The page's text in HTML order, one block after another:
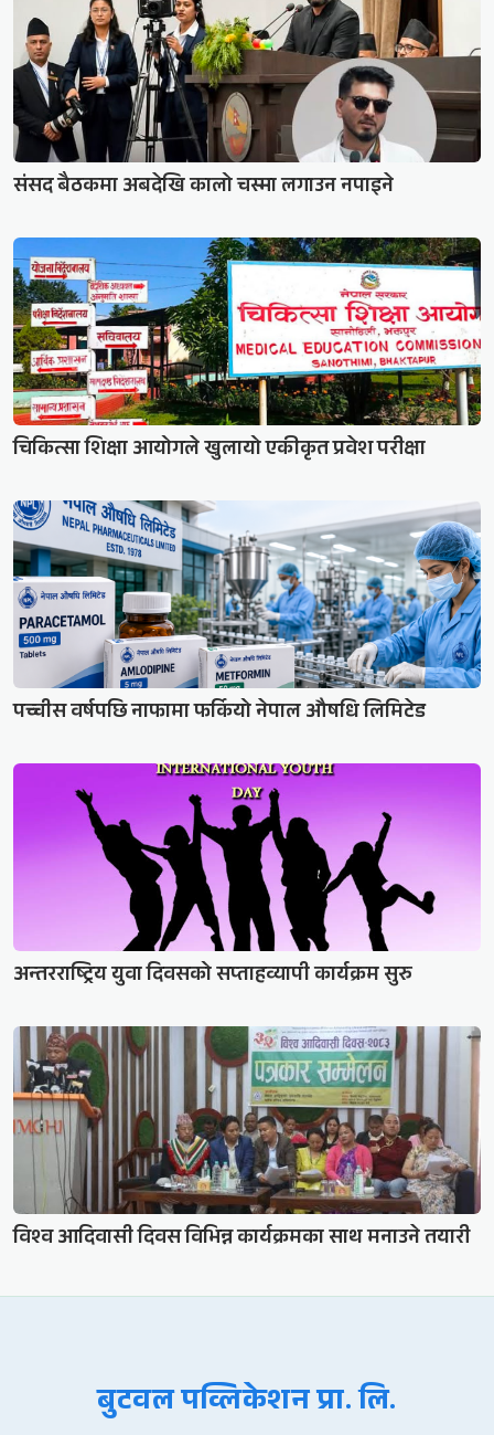
संसद बैठकमा अबदेखि कालो चस्मा लगाउन नपाइने
चिकित्सा शिक्षा आयोगले खुलायो एकीकृत प्रवेश परीक्षा
पच्चीस वर्षपछि नाफामा फर्कियो नेपाल औषधि लिमिटेड
अन्तरराष्ट्रिय युवा दिवसको सप्ताहव्यापी कार्यक्रम सुरु
विश्व आदिवासी दिवस विभिन्न कार्यक्रमका साथ मनाउने तयारी
बुटवल पव्लिकेशन प्रा. लि.